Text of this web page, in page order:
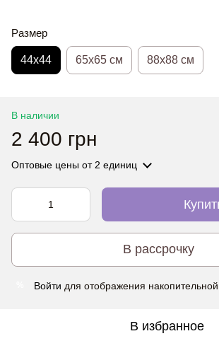
Размер
44х44 65x65 см 88x88 см
В наличии
2 400 грн
Оптовые цены от 2 единиц
В рассрочку
Войти для отображения накопительной
В избранное